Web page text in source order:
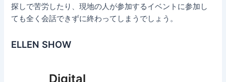
探しで苦労したり、現地の人が参加するイベントに参加し
ても全く会話できずに終わってしまうでしょう。
ELLEN SHOW